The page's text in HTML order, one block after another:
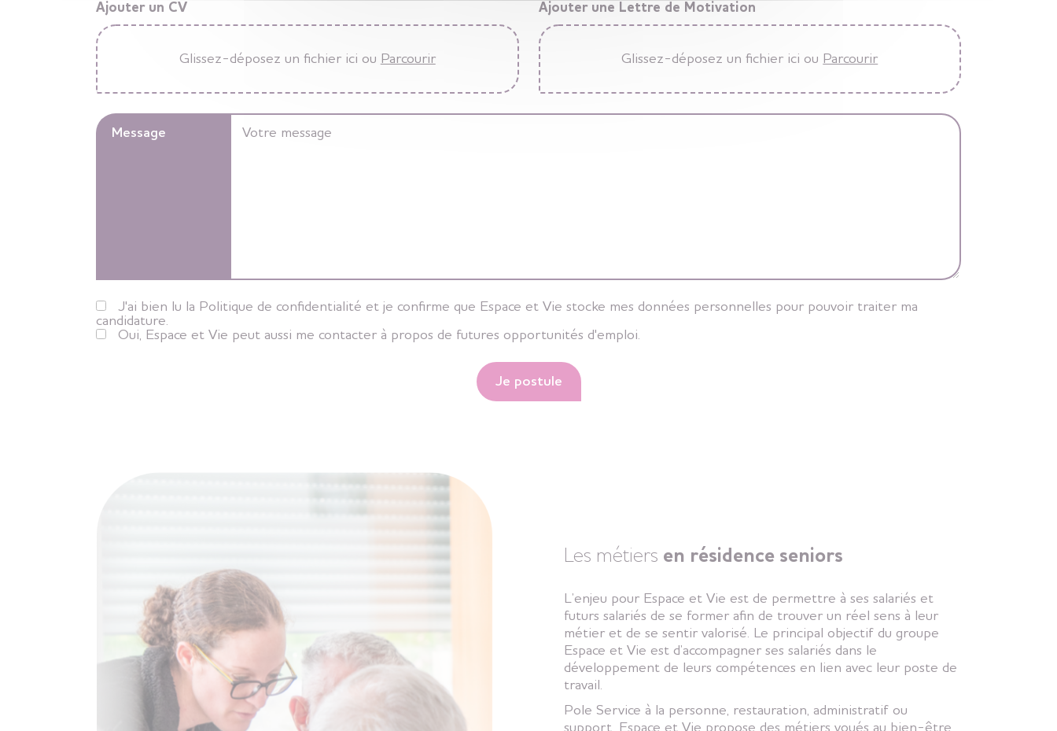
Ajouter un CV
Glissez-déposez un fichier ici ou Parcourir
Ajouter une Lettre de Motivation
Glissez-déposez un fichier ici ou Parcourir
Message
J'ai bien lu la Politique de confidentialité et je confirme que Espace et Vie stocke mes données personnelles pour pouvoir traiter ma
candidature.
Oui, Espace et Vie peut aussi me contacter à propos de futures opportunités d'emploi.
Je postule
Les métiers en résidence seniors
L’enjeu pour Espace et Vie est de permettre à ses salariés et
futurs salariés de se former afin de trouver un réel sens à leur
métier et de se sentir valorisé. Le principal objectif du groupe
Espace et Vie est d’accompagner ses salariés dans le
développement de leurs compétences en lien avec leur poste de
travail.
Pole Service à la personne, restauration, administratif ou